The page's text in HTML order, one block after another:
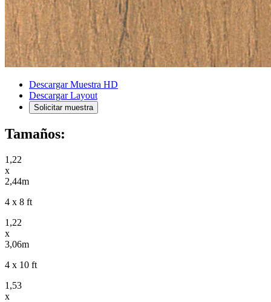
Descargar Muestra HD
Descargar Layout
Solicitar muestra
Tamaños:
1,22
x
2,44m
4 x 8 ft
1,22
x
3,06m
4 x 10 ft
1,53
x